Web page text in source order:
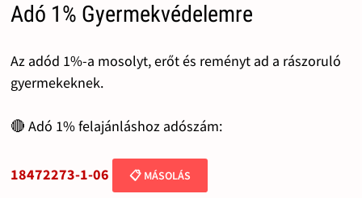
Adó 1% Gyermekvédelemre
Az adód 1%-a mosolyt, erőt és reményt ad a rászoruló
gyermekeknek.
🔴 Adó 1% felajánláshoz adószám:
18472273-1-06 📋 MÁSOLÁS